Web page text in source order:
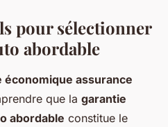
pour sélectionner
abordable
économique assurance
que la garantie
abordable constitue le